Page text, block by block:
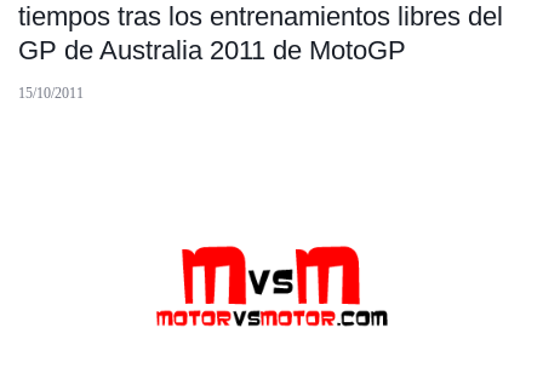
tiempos tras los entrenamientos libres del
GP de Australia 2011 de MotoGP
15/10/2011